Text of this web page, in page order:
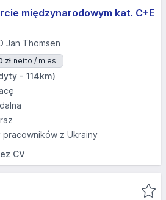
międzynarodowym kat. C+E
Jan Thomsen
zł netto / mies.
- 114km)
pracowników z Ukrainy
CV